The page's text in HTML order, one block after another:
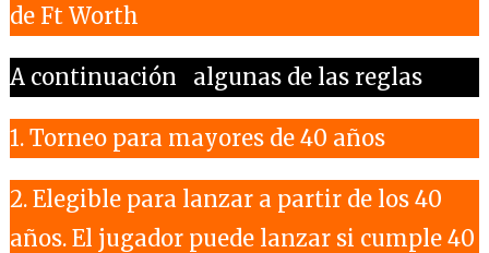
de Ft Worth
A continuación algunas de las reglas
1. Torneo para mayores de 40 años
2. Elegible para lanzar a partir de los 40
años. El jugador puede lanzar si cumple 40